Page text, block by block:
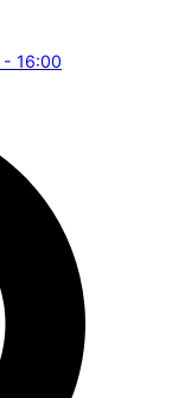
- 16:00